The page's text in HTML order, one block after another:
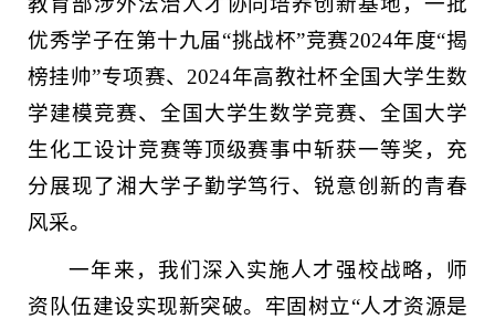
优秀学子在第十九届“挑战杯”竞赛2024年度“揭
榜挂帅”专项赛、2024年高教社杯全国大学生数
学建模竞赛、全国大学生数学竞赛、全国大学
生化工设计竞赛等顶级赛事中斩获一等奖，充
分展现了湘大学子勤学笃行、锐意创新的青春
风采。
一年来，我们深入实施人才强校战略，师
资队伍建设实现新突破。牢固树立“人才资源是